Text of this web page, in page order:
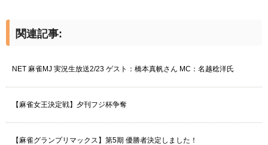
関連記事:
NET 麻雀MJ 実況生放送2/23 ゲスト：橋本真帆さん MC：名越稔洋氏
【麻雀女王決定戦】夕刊フジ杯争奪
【麻雀グランプリマックス】第5期 優勝者決定しました！